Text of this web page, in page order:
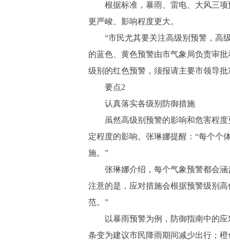
根据标准，暴雨、雷电、大风三项
更严峻、影响程度更大。
“市民尤其要关注高级别预警，高级
的蓝色、黄色预警由市气象局负责审
级别的红色预警，须报请主要市领导
要点2
认真落实各级别防御措施
虽然高级别预警的影响和危害程度
定程度的影响。张琳娜提醒：“每个个
施。”
张琳娜介绍，每个气象预警都会涵
注意的是，应对措施会根据预警级别
范。”
以暴雨预警为例，防御指南中的应
条变为建议市民降雨期间减少出行；